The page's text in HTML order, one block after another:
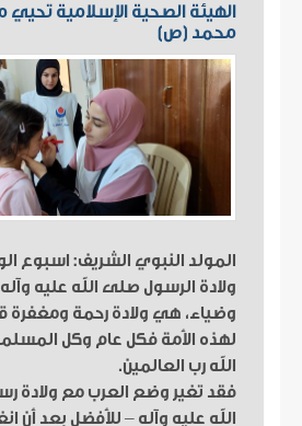
الهيئة الصحية الإسلامية تحيي
محمد (ص)
المولد النبوي الشريف: اسبوع
ولادة الرسول صلى الله عليه
وضياء، هي ولادة رحمة ومغفرة
لهذه الأمة فكل عام وكل
الله رب العالمين.
فقد تغير وضع العرب مع ولادة
الله عليه وآله – للأفضل بعد